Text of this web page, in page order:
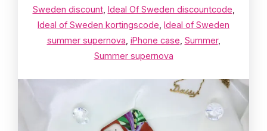
Sweden discount, Ideal Of Sweden discountcode
Ideal of Sweden kortingscode Ideal of Sweden
summer supernova iPhone case Summer,
Summer supernova